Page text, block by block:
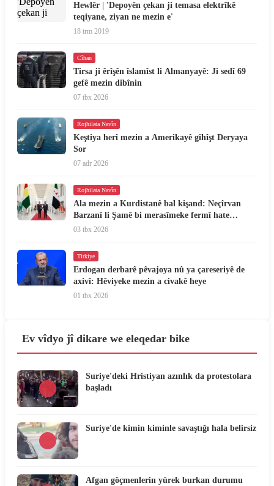
Hewlêr | 'Depoyên çekan ji temasa elektrîkê
teqiyane, ziyan ne mezin e'
18 trm 2019
Cîhan
Tirsa ji êrîşên îslamîst li Almanyayê: Ji sedî 69
gefê mezin dibînin
07 tbx 2026
Rojhilata Navîn
Keştiya herî mezin a Amerikayê gihîşt Deryaya
Sor
07 adr 2026
Rojhilata Navîn
Ala mezin a Kurdistanê bal kişand: Neçîrvan
Barzanî li Şamê bi merasîmeke fermî hate
pêşwazîkirin
03 tbx 2026
Tirkiye
Erdogan derbarê pêvajoya nû ya çareseriyê de
axivî: Hêviyeke mezin a civakê heye
01 tbx 2026
Ev vîdyo jî dikare we eleqedar bike
Suriye'deki Hristiyan azınlık da protestolara
başladı
Suriye'de kimin kiminle savaştığı hala belirsiz
Afgan göçmenlerin yürek burkan durumu